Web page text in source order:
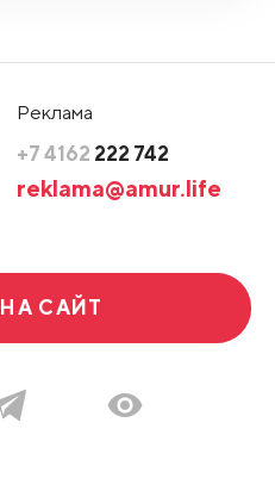
Реклама
+7 4162 222 742
reklama@amur.life
САЙТ